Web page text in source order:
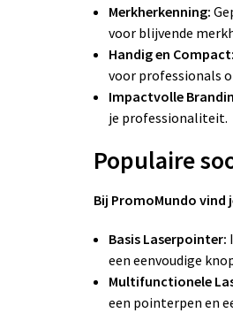
Merkherkenning:
voor blijvende
Handig en Compact:
voor professionals
Impactvolle
je professionaliteit.
Populaire
Bij PromoMundo vind
Basis Laserpointer:
een eenvoudige
Multifunctionele
een pointerpen en